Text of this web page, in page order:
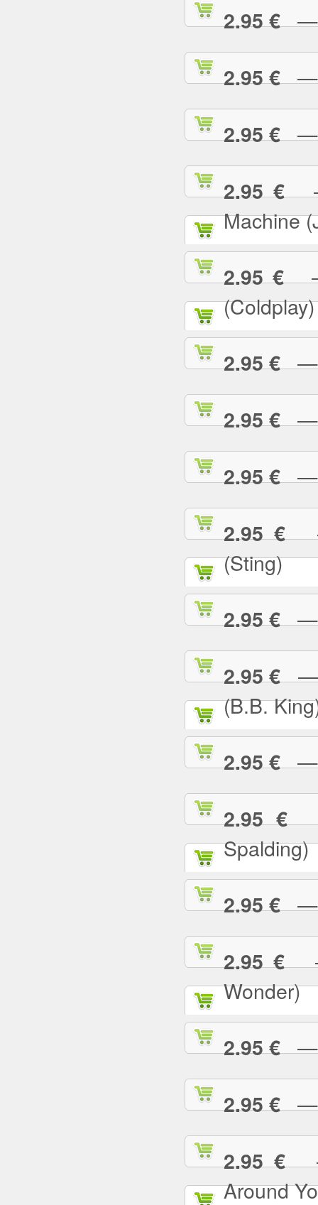
2.95 €—
2.95 €—
2.95 €—
2.95 €—
Machine
2.95 €—
(Coldplay)
2.95 €—
2.95 €—
2.95 €—
2.95 €—
(Sting)
2.95 €— I
2.95 €— I
(B.B.
2.95 €— I
2.95 €—
Spalding)
2.95 €— I
2.95 €—
Wonder)
2.95 €—
2.95 €—
2.95 €—
Around